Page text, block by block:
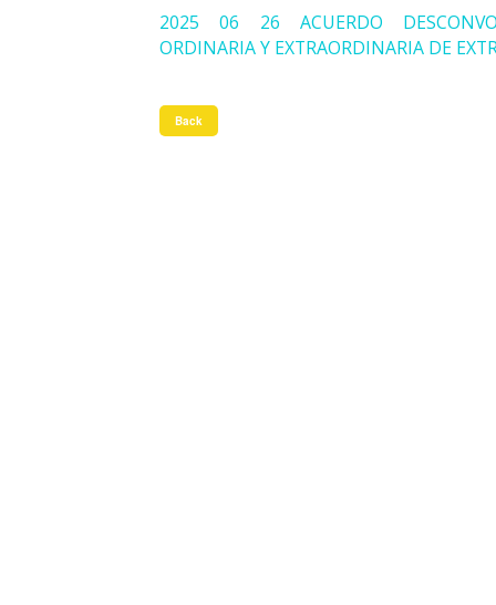
2025 06 26 ACUERDO
ORDINARIA Y EXTRAORDINARIA DE
Back